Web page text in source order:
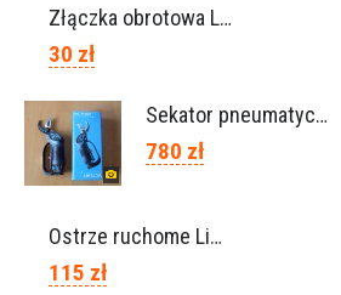
Złączka obrotowa Lisam do węża 6×8 / Ref. 0160.0100
30 zł
Sekator pneumatyczny VICTORY (Campagnola Włochy)
780 zł
Ostrze ruchome Lisam, Ref. A1208
115 zł